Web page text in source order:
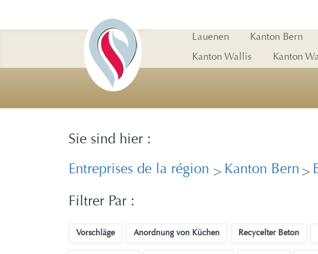
Lauenen Kanton Bern
Kanton Wallis
Kanton
Sie sind hier :
Entreprises de la région > Kanton Bern >
Filtrer Par :
Vorschläge Anordnung von Küchen Recycelter Beton